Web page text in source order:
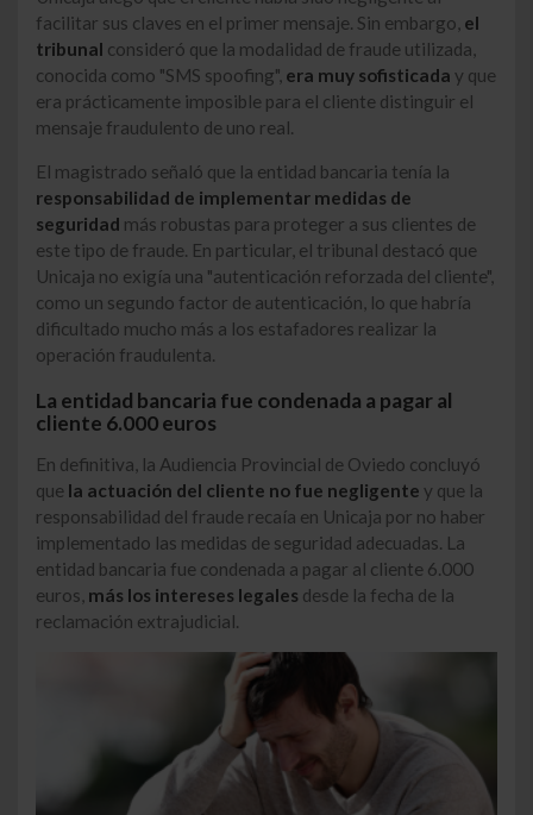
facilitar sus claves en el primer mensaje. Sin embargo, el
tribunal consideró que la modalidad de fraude utilizada,
conocida como "SMS spoofing", era muy sofisticada y que
era prácticamente imposible para el cliente distinguir el
mensaje fraudulento de uno real.
El magistrado señaló que la entidad bancaria tenía la
responsabilidad de implementar medidas de
seguridad más robustas para proteger a sus clientes de
este tipo de fraude. En particular, el tribunal destacó que
Unicaja no exigía una "autenticación reforzada del cliente",
como un segundo factor de autenticación, lo que habría
dificultado mucho más a los estafadores realizar la
operación fraudulenta.
La entidad bancaria fue condenada a pagar al
cliente 6.000 euros
En definitiva, la Audiencia Provincial de Oviedo concluyó
que la actuación del cliente no fue negligente y que la
responsabilidad del fraude recaía en Unicaja por no haber
implementado las medidas de seguridad adecuadas. La
entidad bancaria fue condenada a pagar al cliente 6.000
euros, más los intereses legales desde la fecha de la
reclamación extrajudicial.